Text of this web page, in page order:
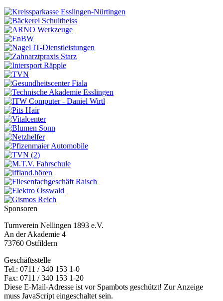
Sponsoren
Turnverein Nellingen 1893 e.V.
An der Akademie 4
73760 Ostfildern
Geschäftsstelle
Tel.: 0711 / 340 153 1-0
Fax: 0711 / 340 153 1-20
Diese E-Mail-Adresse ist vor Spambots geschützt! Zur Anzeige
muss JavaScript eingeschaltet sein.